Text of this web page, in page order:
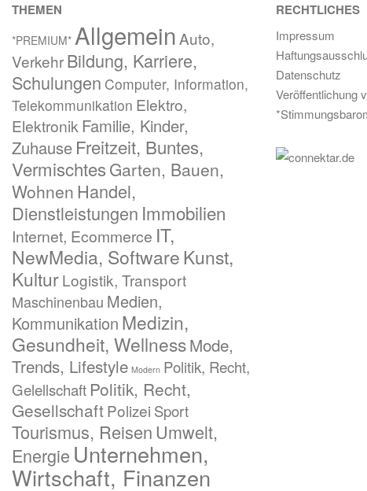
THEMEN
*PREMIUM* Allgemein Auto,
VerkehrBildung, Karriere,
Schulungen Computer, Information,
Telekommunikation Elektro,
Elektronik Familie, Kinder,
Zuhause Freitzeit, Buntes,
Vermischtes Garten, Bauen,
Wohnen Handel,
Dienstleistungen Immobilien
Internet, Ecommerce IT,
NewMedia, SoftwareKunst,
KulturLogistik, Transport
Maschinenbau Medien,
Kommunikation Medizin,
Gesundheit, WellnessMode,
Trends, Lifestyle Modern Politik, Recht,
Gelellschaft Politik, Recht,
GesellschaftPolizei Sport
Tourismus, Reisen Umwelt,
Energie Unternehmen,
Wirtschaft, Finanzen
RECHTLICHES
Impressum
Datenschutz
Veröffentlichung